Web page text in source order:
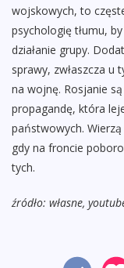
wojskowych, to
psychologię tłumu,
działanie grupy.
sprawy, zwłaszcza u
na wojnę. Rosjanie
propagandę, która
państwowych.
gdy na froncie
tych.
źródło: własne,